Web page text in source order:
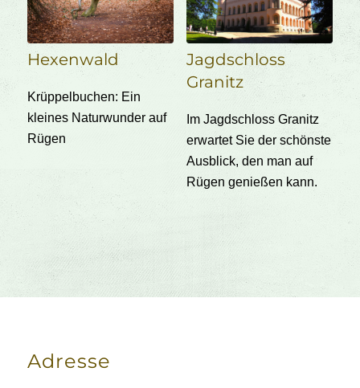
Hexenwald
Krüppelbuchen: Ein
kleines Naturwunder auf
Rügen
Jagdschloss
Granitz
Im Jagdschloss Granitz
erwartet Sie der schönste
Ausblick, den man auf
Rügen genießen kann.
Adresse